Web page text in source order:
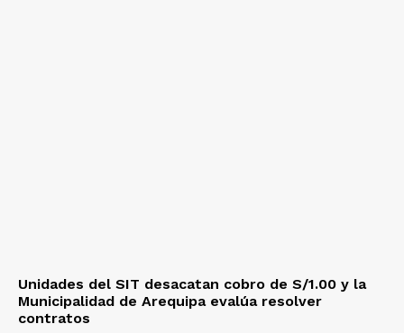
Unidades del SIT desacatan cobro de S/1.00 y la
Municipalidad de Arequipa evalúa resolver
contratos